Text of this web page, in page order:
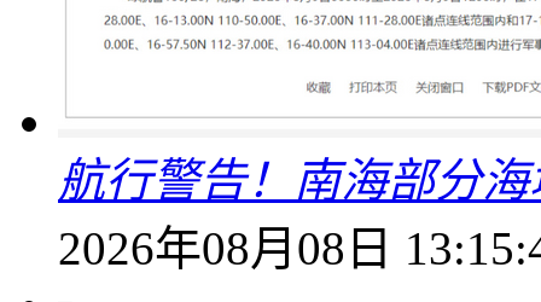
航行警告！南海部分
2026年08月08日